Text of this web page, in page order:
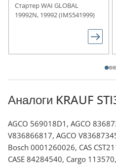
Стартер WAI GLOBAL
19992N, 19992 (IMS541999)
Аналоги KRAUF
AGCO 569018D1, AGCO
V836866817, AGCO
Bosch 0001260026, CAS
CASE 84284540, Cargo